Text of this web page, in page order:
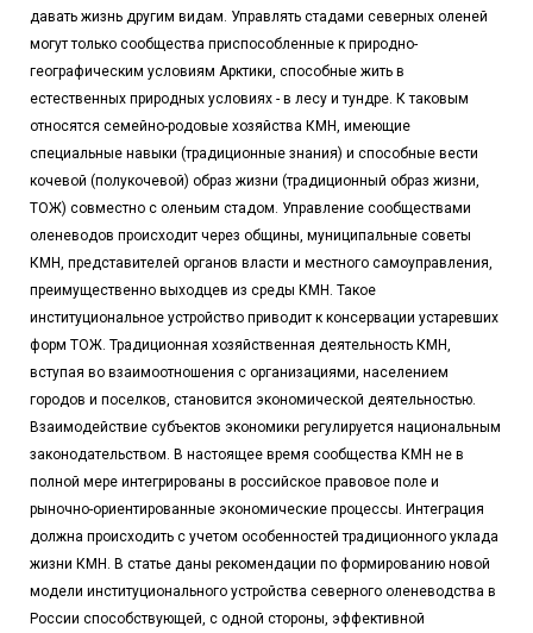
давать жизнь другим видам. Управлять стадами северных оленей
могут только сообщества приспособленные к природно-
географическим условиям Арктики, способные жить в
естественных природных условиях - в лесу и тундре. К таковым
относятся семейно-родовые хозяйства КМН, имеющие
специальные навыки (традиционные знания) и способные вести
кочевой (полукочевой) образ жизни (традиционный образ жизни,
ТОЖ) совместно с оленьим стадом. Управление сообществами
оленеводов происходит через общины, муниципальные советы
КМН, представителей органов власти и местного самоуправления,
преимущественно выходцев из среды КМН. Такое
институциональное устройство приводит к консервации устаревших
форм ТОЖ. Традиционная хозяйственная деятельность КМН,
вступая во взаимоотношения с организациями, населением
городов и поселков, становится экономической деятельностью.
Взаимодействие субъектов экономики регулируется национальным
законодательством. В настоящее время сообщества КМН не в
полной мере интегрированы в российское правовое поле и
рыночно-ориентированные экономические процессы. Интеграция
должна происходить с учетом особенностей традиционного уклада
жизни КМН. В статье даны рекомендации по формированию новой
модели институционального устройства северного оленеводства в
России способствующей, с одной стороны, эффективной